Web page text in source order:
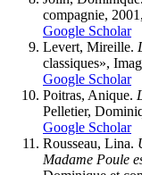
compagnie,
Google Scholar
Levert, Mireille.
classiques»,
Google Scholar
Poitras, Anique.
Pelletier,
Google Scholar
Rousseau, Lina.
Madame Poule